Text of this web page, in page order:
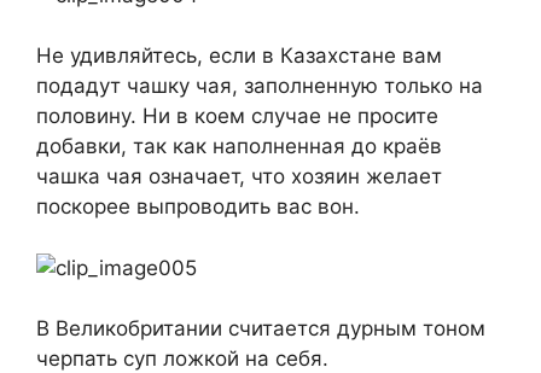
Не удивляйтесь, если в Казахстане вам
подадут чашку чая, заполненную только на
половину. Ни в коем случае не просите
добавки, так как наполненная до краёв
чашка чая означает, что хозяин желает
поскорее выпроводить вас вон.
В Великобритании считается дурным тоном
черпать суп ложкой на себя.